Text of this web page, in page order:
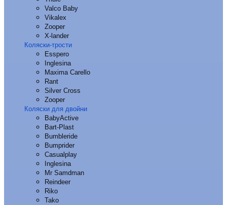
Valco Baby
Vikalex
Zooper
X-lander
Коляски-трости
Esspero
Inglesina
Maxima Carello
Rant
Silver Cross
Zooper
Коляски для двойни
BabyActive
Bart-Plast
Bumbleride
Bumprider
Casualplay
Inglesina
Mr Samdman
Reindeer
Riko
Tako